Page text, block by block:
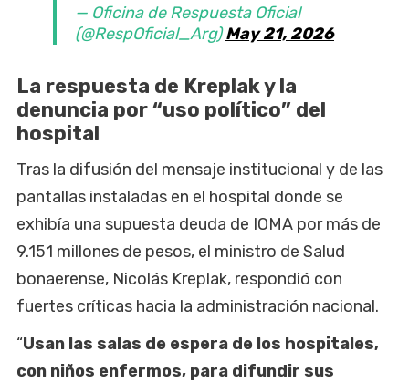
— Oficina de Respuesta Oficial
(@RespOficial_Arg)May 21, 2026
La respuesta de Kreplak y la
denuncia por “uso político” del
hospital
Tras la difusión del mensaje institucional y de las
pantallas instaladas en el hospital donde se
exhibía una supuesta deuda de IOMA por más de
9.151 millones de pesos, el ministro de Salud
bonaerense, Nicolás Kreplak, respondió con
fuertes críticas hacia la administración nacional.
“Usan las salas de espera de los hospitales,
con niños enfermos, para difundir sus